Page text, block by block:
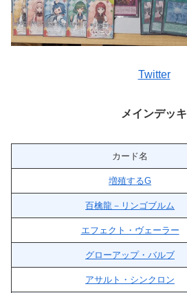
Twitter
メインデッキ
カード名
増殖するG
百檎龍－リンゴブルム
エフェクト・ヴェーラー
グローアップ・バルブ
アサルト・シンクロン